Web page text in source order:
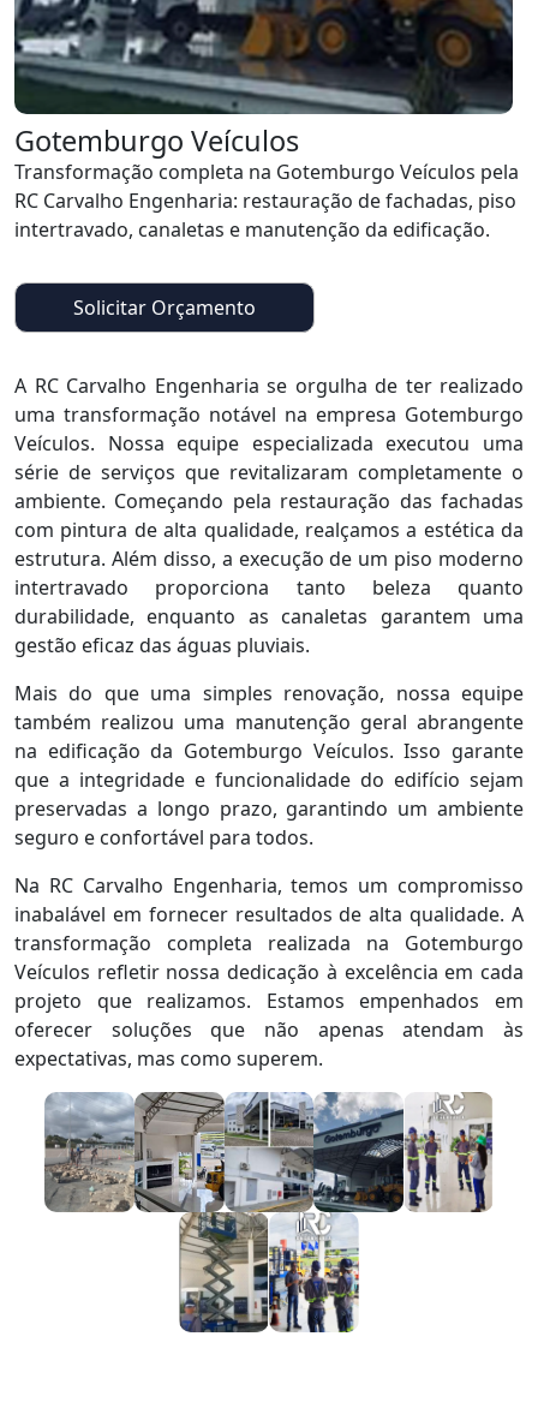
Gotemburgo Veículos
Transformação completa na Gotemburgo Veículos pela
RC Carvalho Engenharia: restauração de fachadas, piso
intertravado, canaletas e manutenção da edificação.
Solicitar Orçamento
A RC Carvalho Engenharia se orgulha de ter realizado
uma transformação notável na empresa Gotemburgo
Veículos. Nossa equipe especializada executou uma
série de serviços que revitalizaram completamente o
ambiente. Começando pela restauração das fachadas
com pintura de alta qualidade, realçamos a estética da
estrutura. Além disso, a execução de um piso moderno
intertravado proporciona tanto beleza quanto
durabilidade, enquanto as canaletas garantem uma
gestão eficaz das águas pluviais.
Mais do que uma simples renovação, nossa equipe
também realizou uma manutenção geral abrangente
na edificação da Gotemburgo Veículos. Isso garante
que a integridade e funcionalidade do edifício sejam
preservadas a longo prazo, garantindo um ambiente
seguro e confortável para todos.
Na RC Carvalho Engenharia, temos um compromisso
inabalável em fornecer resultados de alta qualidade. A
transformação completa realizada na Gotemburgo
Veículos refletir nossa dedicação à excelência em cada
projeto que realizamos. Estamos empenhados em
oferecer soluções que não apenas atendam às
expectativas, mas como superem.